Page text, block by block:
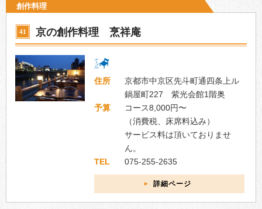
創作料理
41 京の創作料理 烹祥庵
住所
京都市中京区先斗町通四条上ル
鍋屋町227 紫光会館1階奥
予算
コース8,000円〜
（消費税、床席料込み）
サービス料は頂いておりませ
ん。
TEL
075-255-2635
詳細ページ